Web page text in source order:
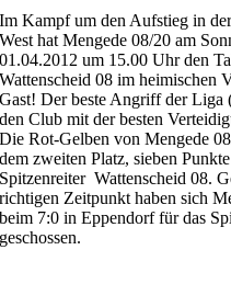
Im Kampf um den Aufstieg in
West hat Mengede 08/20 am
01.04.2012 um 15.00 Uhr den
Wattenscheid 08 im heimischen
Gast! Der beste Angriff der Liga
den Club mit der besten
Die Rot-Gelben von Mengede
dem zweiten Platz, sieben
Spitzenreiter Wattenscheid 08.
richtigen Zeitpunkt haben sich
beim 7:0 in Eppendorf für das
geschossen.